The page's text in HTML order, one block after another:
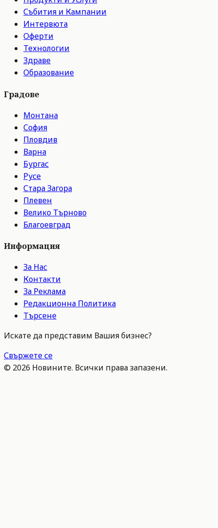
Събития и Кампании
Интервюта
Оферти
Технологии
Здраве
Образование
Градове
Монтана
София
Пловдив
Варна
Бургас
Русе
Стара Загора
Плевен
Велико Търново
Благоевград
Информация
За Нас
Контакти
За Реклама
Редакционна Политика
Търсене
Искате да представим Вашия бизнес?
Свържете се
© 2026 Новините. Всички права запазени.